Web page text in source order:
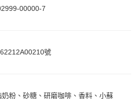
00000-7
號
奶粉、砂糖、研磨咖啡、香料、小蘇